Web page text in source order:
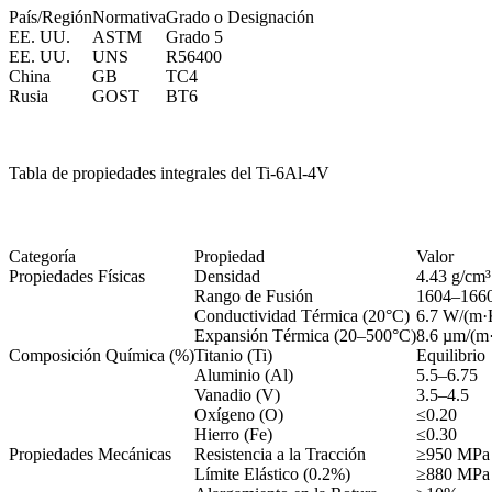
País/RegiónNormativaGrado o Designación
EE. UU.
ASTM
Grado 5
EE. UU.
UNS
R56400
China
GB
TC4
Rusia
GOST BT6
Tabla de propiedades integrales del Ti-6Al-4V
Categoría Propiedad
Valor
Propiedades Físicas
Densidad
4.43 g/cm³
Rango de Fusión
Conductividad Térmica (20°C) 6.7 W/
Expansión Térmica (20–500°C)8.6 µm/
Composición Química (%)Titanio (Ti)
Equilibrio
Aluminio (Al)
5.5–6.75
Vanadio (V)
3.5–4.5
Oxígeno (O)
≤0.20
Hierro (Fe)
≤0.30
Propiedades Mecánicas
Resistencia a la Tracción
≥950 MPa
Límite Elástico (0.2%)
≥880 MPa